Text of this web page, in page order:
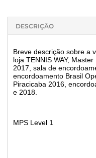
DESCRIÇÃO
Breve descrição sobre a
loja TENNIS WAY,
2017, sala de
encordoamento Brasil
Piracicaba 2016,
e 2018.
MPS Level 1